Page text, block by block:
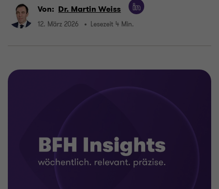
Von: Dr. Martin Weiss
12. März 2026 Lesezeit 4 Min.